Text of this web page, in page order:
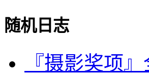
随机日志
『摄影奖项